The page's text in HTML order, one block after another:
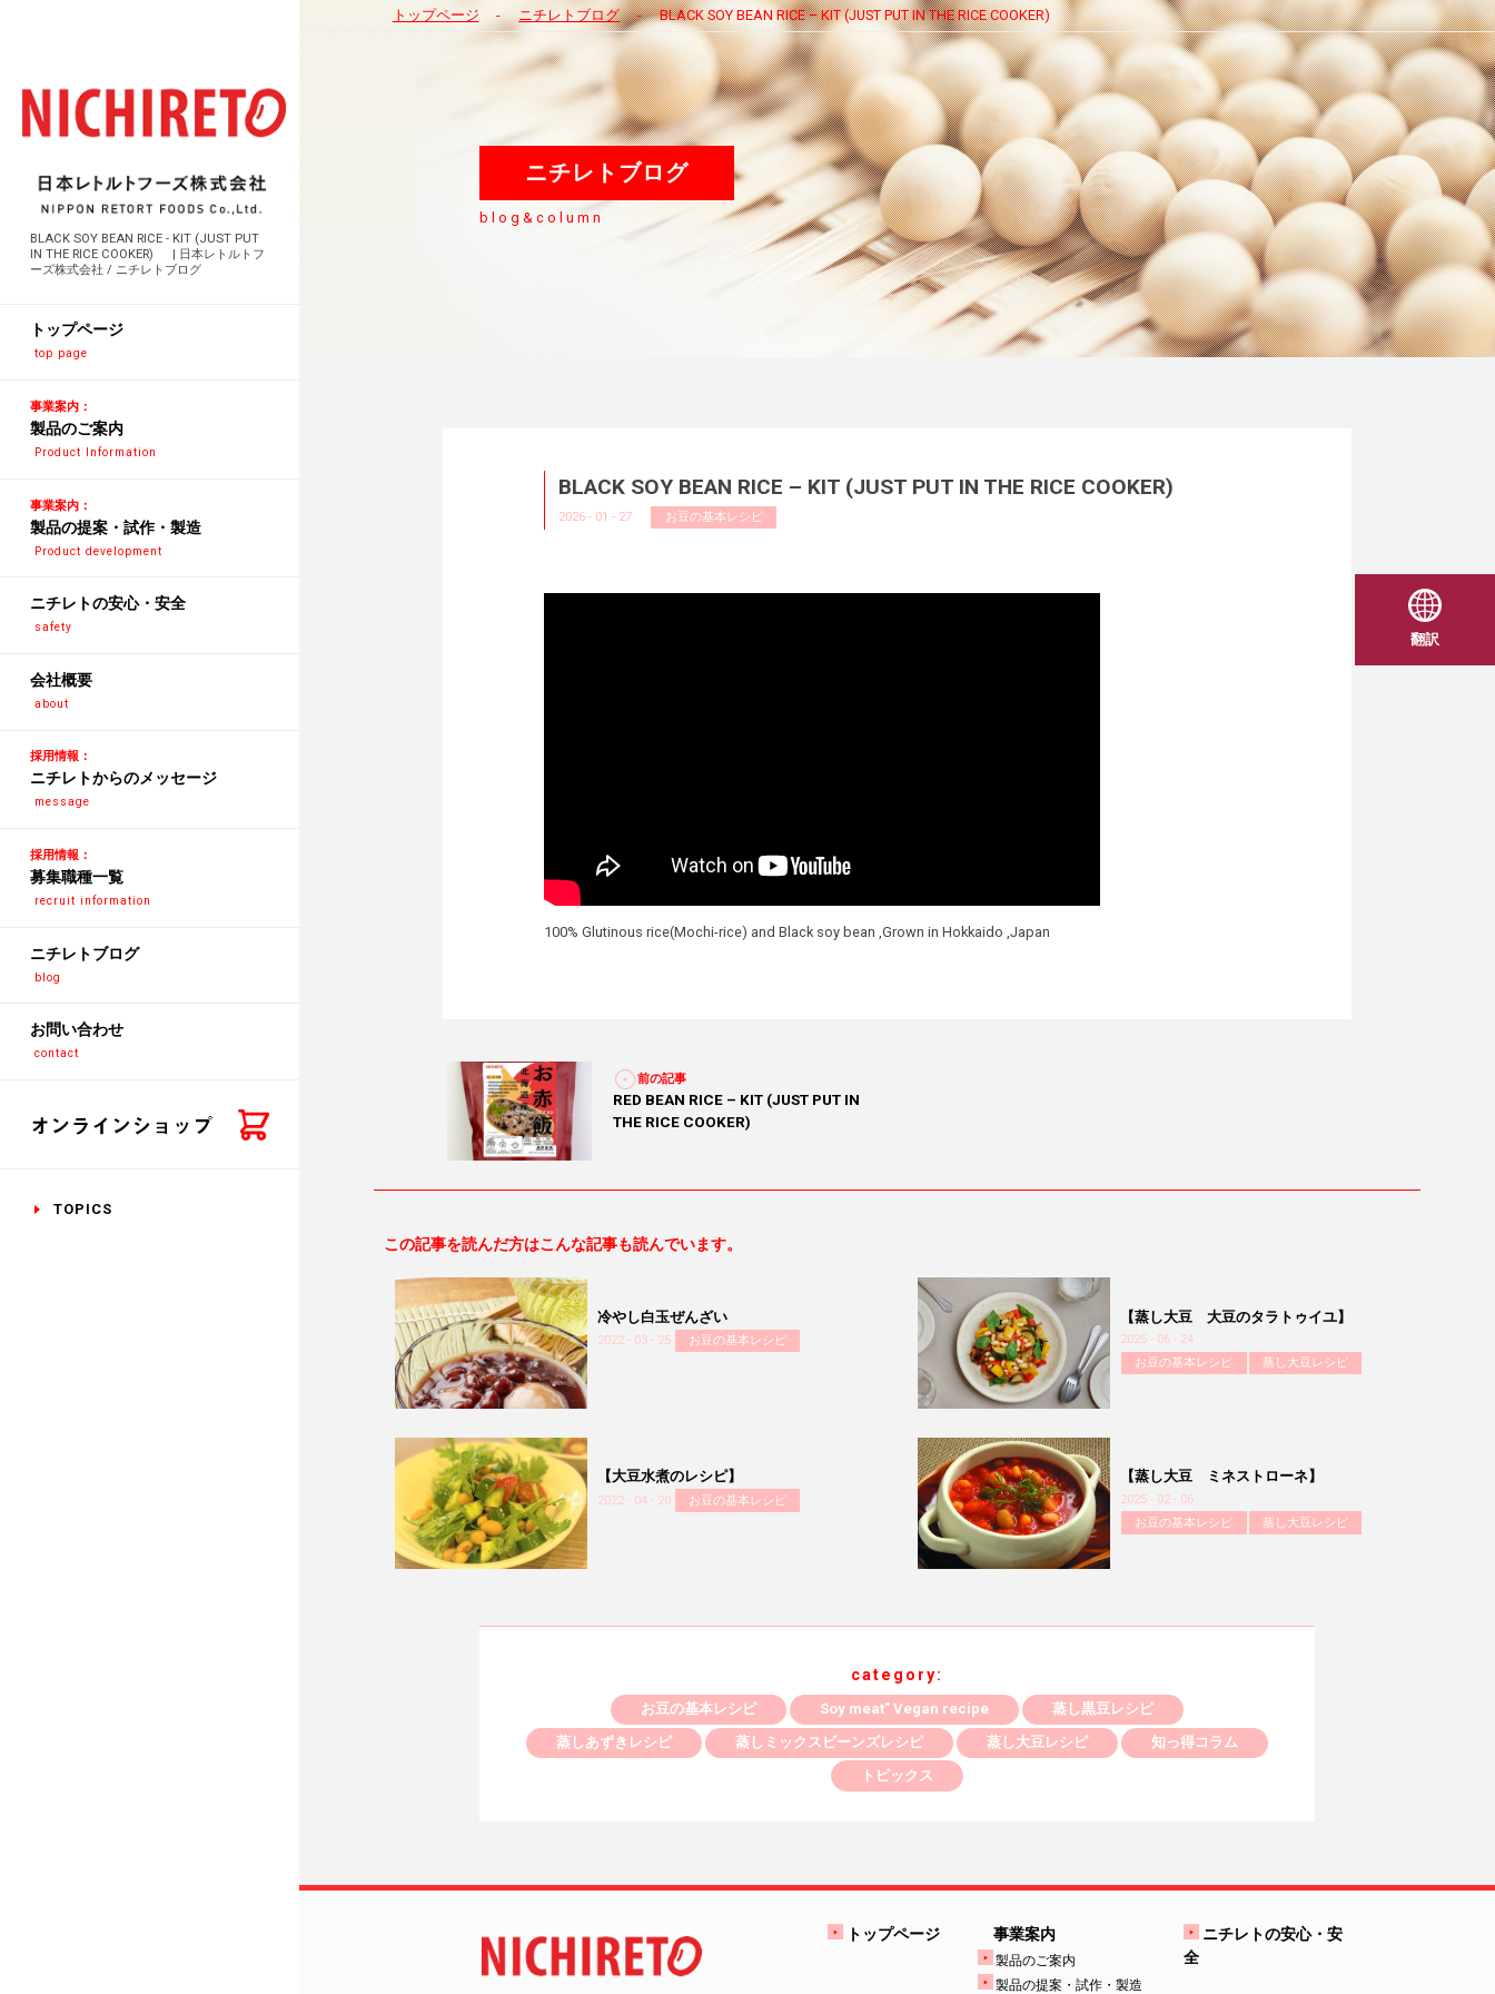
BLACK SOY BEAN RICE - KIT (JUST PUT
IN THE RICE COOKER) | 日本レトルトフ
ーズ株式会社 / ニチレトブログ
トップページ
top page
事業案内：
製品のご案内
Product Information
事業案内：
製品の提案・試作・製造
Product development
ニチレトの安心・安全
safety
会社概要
about
採用情報：
ニチレトからのメッセージ
message
採用情報：
募集職種一覧
recruit information
ニチレトブログ
blog
お問い合わせ
contact
TOPICS
トップページ ニチレトブログ BLACK SOY BEAN RICE – KIT (JUST PUT IN THE RICE COOKER)
ニチレトブログ
blog&column
BLACK SOY BEAN RICE – KIT (JUST PUT IN THE RICE COOKER)
2026 - 01 - 27 お豆の基本レシピ
100% Glutinous rice(Mochi-rice) and Black soy bean ,Grown in Hokkaido ,Japan
前の記事
RED BEAN RICE – KIT (JUST PUT IN
THE RICE COOKER)
この記事を読んだ方はこんな記事も読んでいます。
冷やし白玉ぜんざい
2022 - 03 - 25 お豆の基本レシピ
【蒸し大豆 大豆のタラトゥイユ】
2025 - 06 - 24
お豆の基本レシピ
蒸し大豆レシピ
【大豆水煮のレシピ】
2022 - 04 - 20 お豆の基本レシピ
【蒸し大豆 ミネストローネ】
2025 - 02 - 06
お豆の基本レシピ
蒸し大豆レシピ
category:
お豆の基本レシピ Soy meat" Vegan recipe
蒸し黒豆レシピ
蒸しあずきレシピ
蒸しミックスビーンズレシピ 蒸し大豆レシピ
知っ得コラム
トピックス
トップページ 事業案内
製品のご案内
製品の提案・試作・製造
ニチレトの安心・安
全
翻訳